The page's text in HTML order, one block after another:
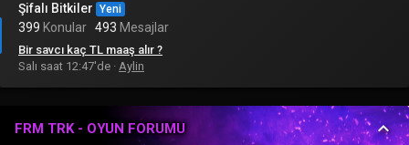
Şifalı Bitkiler Yeni
399 Konular 493 Mesajlar
Bir savcı kaç TL maaş alır ?
Salı saat 12:47'de Aylin
FRM TRK - OYUN FORUMU